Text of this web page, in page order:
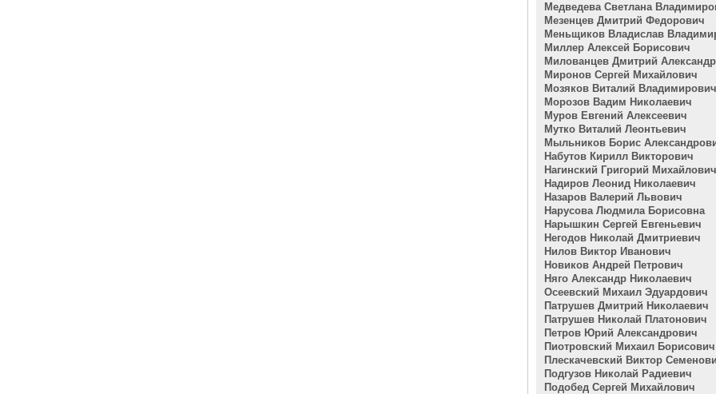
Медведева Светлана
Мезенцев Дмитрий Федорович
Меньщиков Владислав
Миллер Алексей Борисович
Милованцев Дмитрий
Миронов Сергей Михайлович
Мозяков Виталий Владимирович
Морозов Вадим Николаевич
Муров Евгений Алексеевич
Мутко Виталий Леонтьевич
Мыльников Борис
Набутов Кирилл Викторович
Нагинский Григорий Михайлович
Надиров Леонид Николаевич
Назаров Валерий Львович
Нарусова Людмила Борисовна
Нарышкин Сергей Евгеньевич
Негодов Николай Дмитриевич
Нилов Виктор Иванович
Новиков Андрей Петрович
Няго Александр Николаевич
Осеевский Михаил Эдуардович
Патрушев Дмитрий Николаевич
Патрушев Николай Платонович
Петров Юрий Александрович
Пиотровский Михаил Борисович
Плескачевский Виктор
Подгузов Николай Радиевич
Подобед Сергей Михайлович